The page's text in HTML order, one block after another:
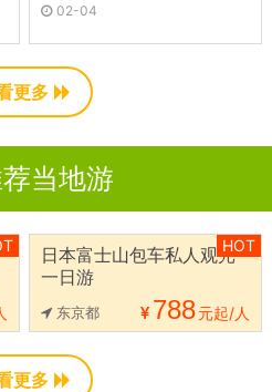
02-04
更多
当地游
HOT
日本富士山包车私人观光
一日游
东京都 788元起/人
更多